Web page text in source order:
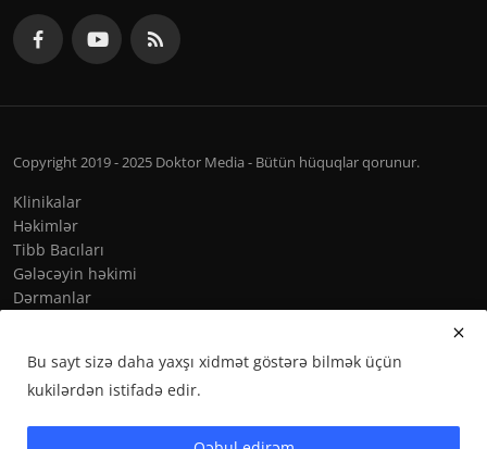
Copyright 2019 - 2025 Doktor Media - Bütün hüquqlar qorunur.
Klinikalar
Həkimlər
Tibb Bacıları
Gələcəyin həkimi
Dərmanlar
Bu sayt sizə daha yaxşı xidmət göstərə bilmək üçün
kukilərdən istifadə edir.